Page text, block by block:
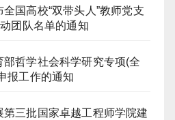
国高校“双带头人”教师党支
团队名单的通知
哲学社会科学研究专项(全
报工作的通知
三批国家卓越工程师学院建